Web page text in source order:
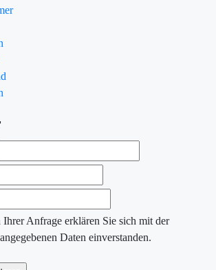
Anfrage erklären Sie sich mit der
Daten einverstanden.